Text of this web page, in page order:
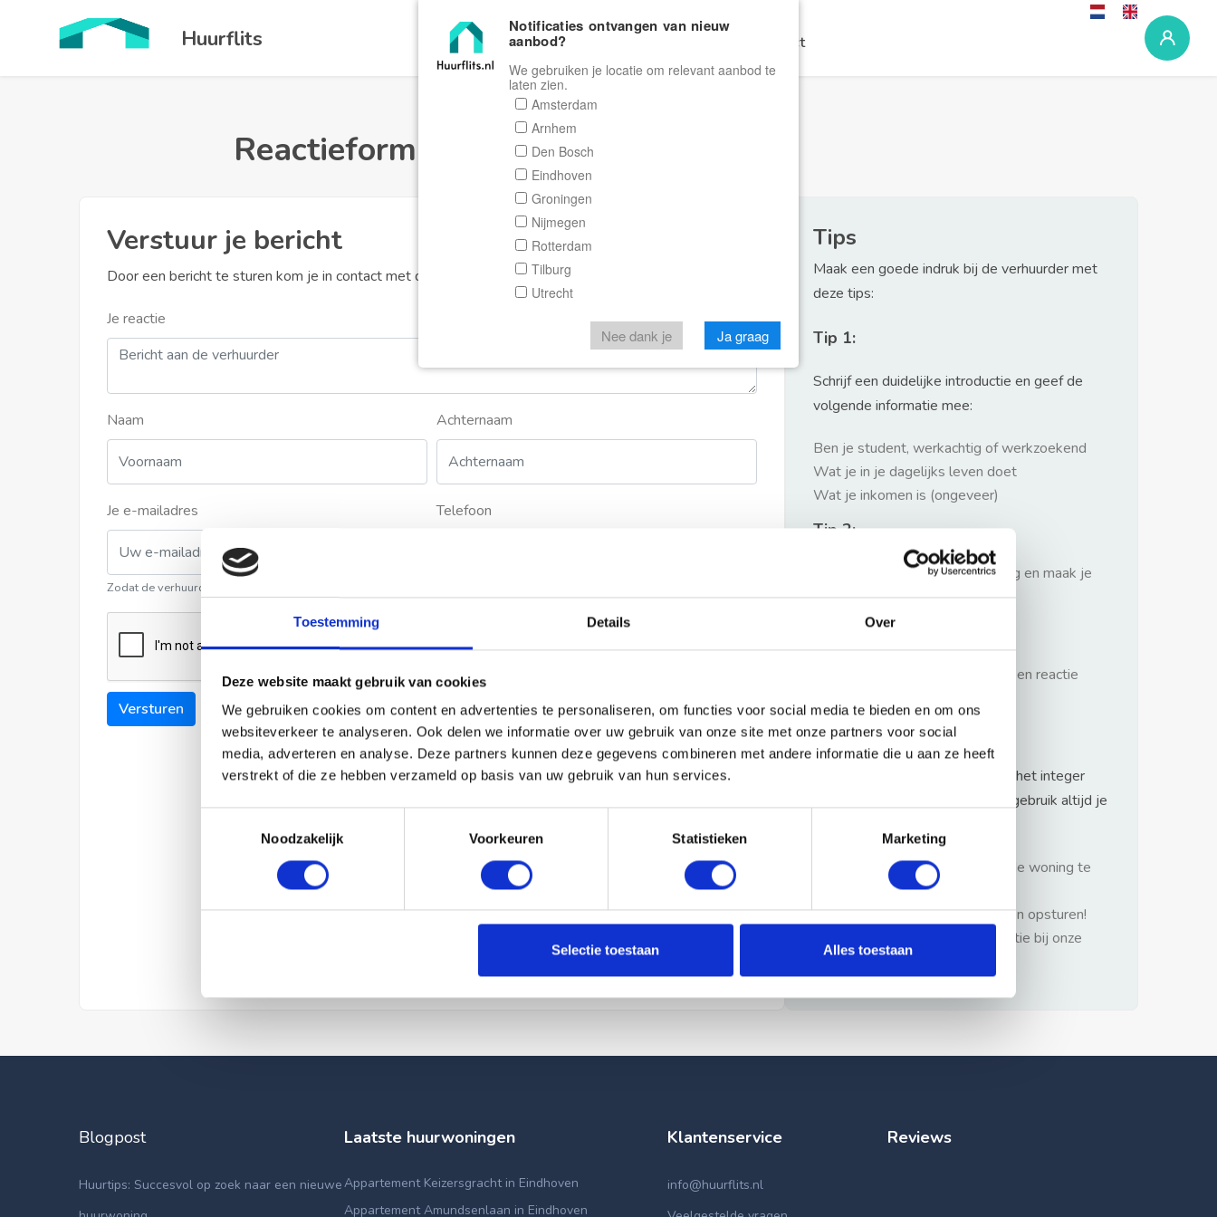
Toestemming Details Over
Deze website maakt gebruik van cookies
We gebruiken cookies om content en advertenties te personaliseren, om functies voor social media te bieden en om ons
websiteverkeer te analyseren. Ook delen we informatie over uw gebruik van onze site met onze partners voor social
media, adverteren en analyse. Deze partners kunnen deze gegevens combineren met andere informatie die u aan ze heeft
verstrekt of die ze hebben verzameld op basis van uw gebruik van hun services.
Noodzakelijk
Voorkeuren Statistieken Marketing
Selectie toestaan Alles toestaan
Huurflits Home Zoeken Contact
Reactieformulier Huurflits
Verstuur je bericht
Door een bericht te sturen kom je in contact met de aanbieder of makelaar van de woning.
Je reactie
Naam Achternaam
Je e-mailadres
Zodat de verhuurder contact met u kan opnemen
Telefoon
Versturen
Tips
Maak een goede indruk bij de verhuurder met
deze tips:
Tip 1:
Schrijf een duidelijke introductie en geef de
volgende informatie mee:
Ben je student, werkachtig of werkzoekend
Wat je in je dagelijks leven doet
Wat je inkomen is (ongeveer)
Tip 2:
Wees beleefd, niet te langdradig en maak je
verhaal kort
Wacht niet met reageren. Snel een reactie
Waarschuwing
Huurflits hecht veel waarde aan het integer
handelen van verhuurders maar gebruik altijd je
1: Nooit vooraf betalen zonder de woning te
hebben gezien.
2: Geen persoonlijke documenten opsturen!
3: Meld bij misbruik de advertentie bij onze
klantenservice.
Blogpost
Huurtips: Succesvol op zoek naar een nieuwe
Laatste huurwoningen
Appartement Keizersgracht in Eindhoven
Appartement Amundsenlaan in Eindhoven
Klantenservice
info@huurflits.nl
Reviews
Notificaties ontvangen van nieuw
aanbod?
We gebruiken je locatie om relevant aanbod te
laten zien.
Amsterdam
Arnhem
Den Bosch
Eindhoven
Groningen
Nijmegen
Rotterdam
Tilburg
Utrecht
Nee dank je Ja graag